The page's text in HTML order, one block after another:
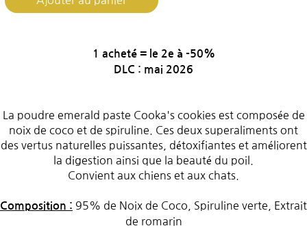
1 acheté = le 2e à -50%
DLC : mai 2026
La poudre emerald paste Cooka's cookies est composée de
noix de coco et de spiruline. Ces deux superaliments ont
des vertus naturelles puissantes, détoxifiantes et améliorent
la digestion ainsi que la beauté du poil.
Convient aux chiens et aux chats.
Composition : 95% de Noix de Coco, Spiruline verte, Extrait
de romarin